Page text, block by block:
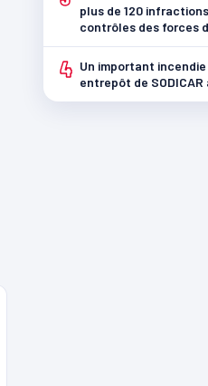
plus de 120
contrôles des forces
4 Un important
entrepôt de